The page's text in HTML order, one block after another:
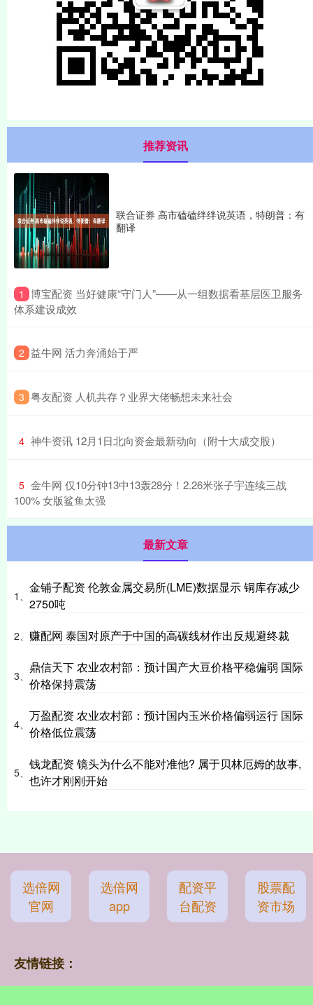
推荐资讯
联合证券 高市磕磕绊绊说英语，特朗普：有
翻译
1 ​博宝配资 当好健康“守门人”——从一组数据看基层医卫服务
体系建设成效
2 ​益牛网 活力奔涌始于严
3 ​粤友配资 人机共存？业界大佬畅想未来社会
4 ​神牛资讯 12月1日北向资金最新动向（附十大成交股）
5 ​金牛网 仅10分钟13中13轰28分！2.26米张子宇连续三战
100% 女版鲨鱼太强
最新文章
1、
金铺子配资 伦敦金属交易所(LME)数据显示 铜库存减少
2750吨
2、 赚配网 泰国对原产于中国的高碳线材作出反规避终裁
3、
鼎信天下 农业农村部：预计国产大豆价格平稳偏弱 国际
价格保持震荡
4、
万盈配资 农业农村部：预计国内玉米价格偏弱运行 国际
价格低位震荡
5、
钱龙配资 镜头为什么不能对准他? 属于贝林厄姆的故事,
也许才刚刚开始
选倍网
官网
选倍网
app
配资平
台配资
股票配
资市场
友情链接：